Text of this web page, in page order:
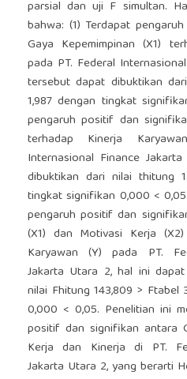
parsial dan uji F simultan.
bahwa: (1) Terdapat
Gaya Kepemimpinan (X1)
pada PT. Federal
tersebut dapat dibuktikan
1,987 dengan tingkat
pengaruh positif dan
terhadap Kinerja
Internasional Finance
dibuktikan dari nilai thitung
tingkat signifikan 0,000 <
pengaruh positif dan
(X1) dan Motivasi Kerja
Karyawan (Y) pada PT.
Jakarta Utara 2, hal ini
nilai Fhitung 143,809 >
0,000 < 0,05. Penelitian ini
positif dan signifikan antara
Kerja dan Kinerja di PT.
Jakarta Utara 2, yang berarti